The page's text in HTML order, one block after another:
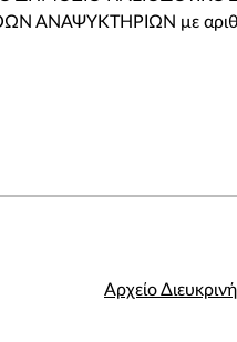
ΑΝΑΨΥΚΤΗΡΙΩΝ με
Αρχείο